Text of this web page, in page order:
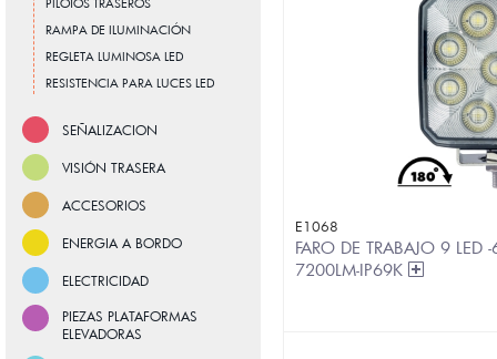
RAMPA DE ILUMINACIÓN
REGLETA LUMINOSA LED
RESISTENCIA PARA LUCES LED
SEÑALIZACION
VISIÓN TRASERA
ACCESORIOS
ENERGIA A BORDO
ELECTRICIDAD
PIEZAS PLATAFORMAS
ELEVADORAS
E1068
FARO DE TRABAJO 9
7200LM-IP69K